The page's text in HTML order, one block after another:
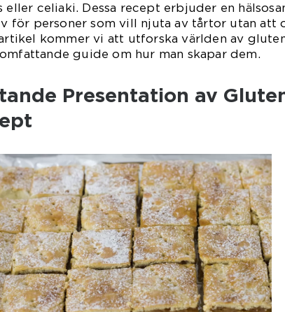
celiaki. Dessa recept erbjuder en
för personer som vill njuta av tårtor utan att
kommer vi att utforska världen av
guide om hur man skapar dem.
Presentation av